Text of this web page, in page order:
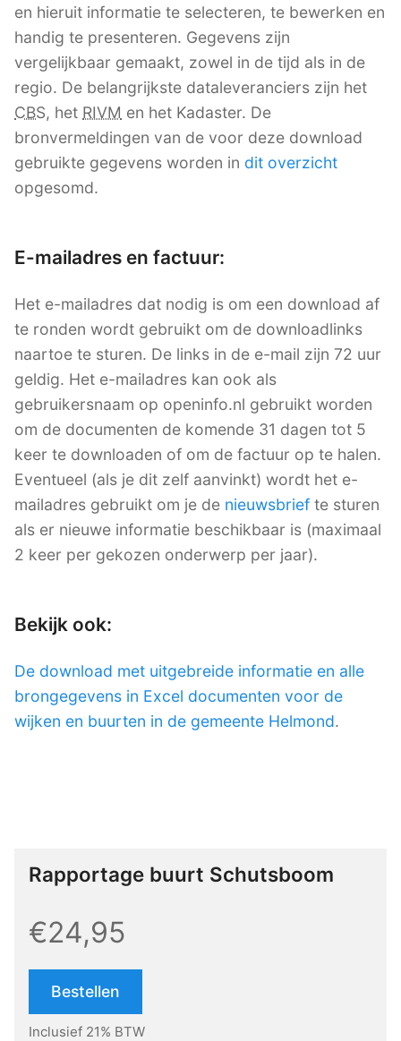
en hieruit informatie te selecteren, te bewerken en
handig te presenteren. Gegevens zijn
vergelijkbaar gemaakt, zowel in de tijd als in de
regio. De belangrijkste dataleveranciers zijn het
CBS, het RIVM en het Kadaster. De
bronvermeldingen van de voor deze download
gebruikte gegevens worden in dit overzicht
opgesomd.
E-mailadres en factuur:
Het e-mailadres dat nodig is om een download af
te ronden wordt gebruikt om de downloadlinks
naartoe te sturen. De links in de e-mail zijn 72 uur
geldig. Het e-mailadres kan ook als
gebruikersnaam op openinfo.nl gebruikt worden
om de documenten de komende 31 dagen tot 5
keer te downloaden of om de factuur op te halen.
Eventueel (als je dit zelf aanvinkt) wordt het e-
mailadres gebruikt om je de nieuwsbrief te sturen
als er nieuwe informatie beschikbaar is (maximaal
2 keer per gekozen onderwerp per jaar).
Bekijk ook:
De download met uitgebreide informatie en alle
brongegevens in Excel documenten voor de
wijken en buurten in de gemeente Helmond.
Rapportage buurt Schutsboom
€24,95
Bestellen
Inclusief 21% BTW